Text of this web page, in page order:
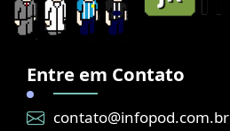
Entre em Contato
contato@infopod.com.br